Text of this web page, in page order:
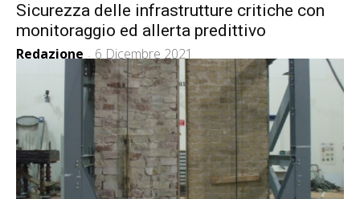
Sicurezza delle infrastrutture critiche con
monitoraggio ed allerta predittivo
Redazione - 6 Dicembre 2021